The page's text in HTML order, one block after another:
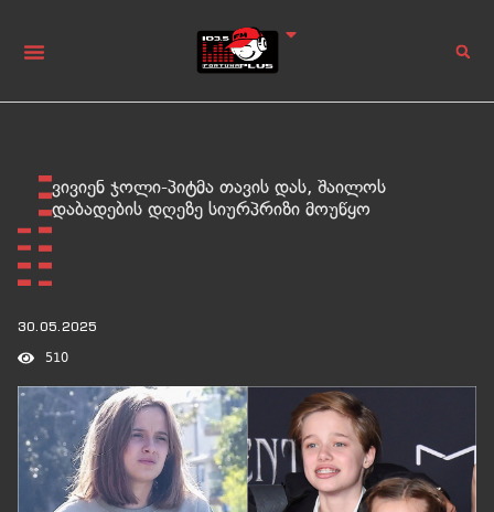
ვივიენ ჯოლი-პიტმა თავის დას, შაილოს
დაბადების დღეზე სიურპრიზი მოუწყო
30.05.2025
510